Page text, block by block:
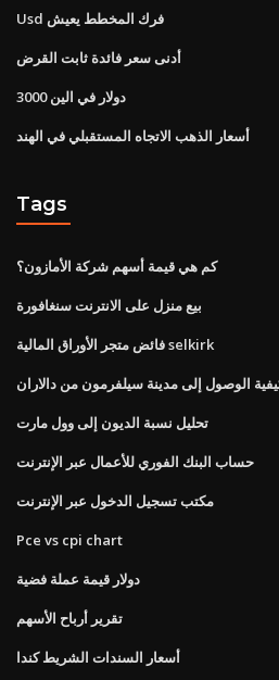
Usd فرك المخطط يعيش
أدنى سعر فائدة ثابت القرض
3000 دولار في الين
أسعار الذهب الاتجاه المستقبلي في الهند
Tags
كم هي قيمة أسهم شركة الأمازون؟
بيع منزل على الانترنت سنغافورة
فائض متجر الأوراق المالية selkirk
الوصول إلى مدينة سيلفرمون من دالاران
تحليل نسبة الديون إلى وول مارت
حساب البنك الفوري للأعمال عبر الإنترنت
مكتب تسجيل الدخول عبر الإنترنت
Pce vs cpi chart
دولار قيمة عملة فضية
تقرير أرباح الأسهم
أسعار السندات الشريط كندا